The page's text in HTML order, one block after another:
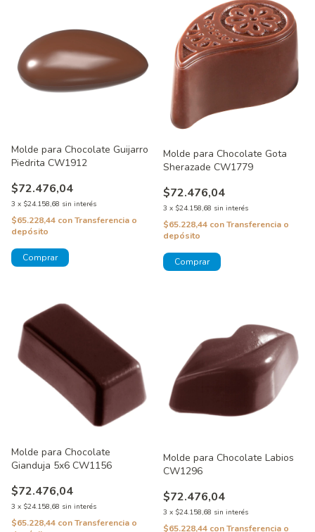
Molde para Chocolate Guijarro
Piedrita CW1912
$72.476,04
3 x $24.158,68 sin interés
$65.228,44 conTransferencia o
depósito
Molde para Chocolate Gota
Sherazade CW1779
$72.476,04
3 x $24.158,68 sin interés
$65.228,44 conTransferencia o
depósito
Molde para Chocolate
Gianduja 5x6 CW1156
$72.476,04
3 x $24.158,68 sin interés
$65.228,44 conTransferencia o
Molde para Chocolate Labios
CW1296
$72.476,04
3 x $24.158,68 sin interés
$65.228,44 conTransferencia o